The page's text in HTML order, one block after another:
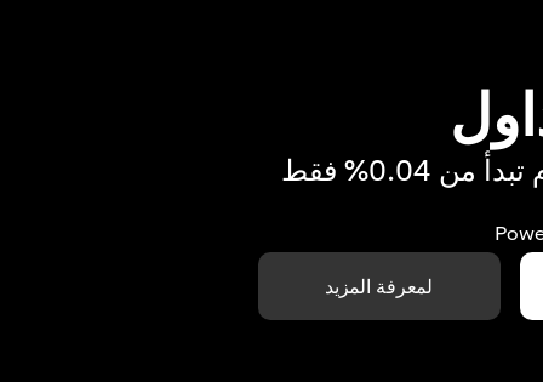
0.04% فقط
لمعرفة المزيد